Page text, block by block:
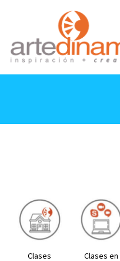
Clases
Clases en